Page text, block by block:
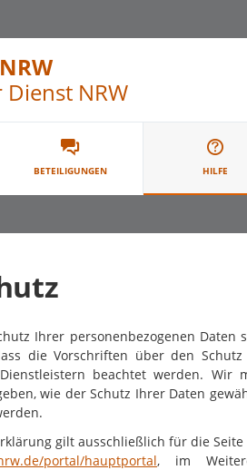
NRW
BETEILIGUNGEN HILFE
Ihrer personenbezogenen
die Vorschriften über den
beachtet werden. Wir
wie der Schutz Ihrer Daten
gilt ausschließlich für die Seite
portal/hauptportal, im